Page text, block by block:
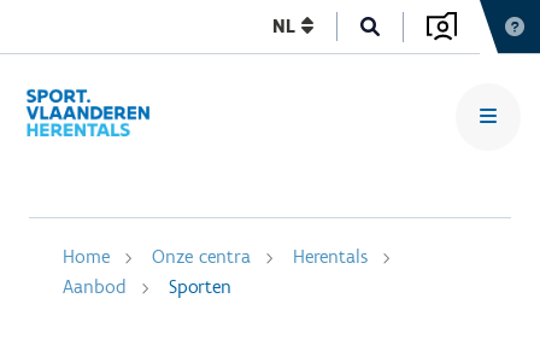
NL
Home Onze centra
Herentals
Aanbod
Sporten